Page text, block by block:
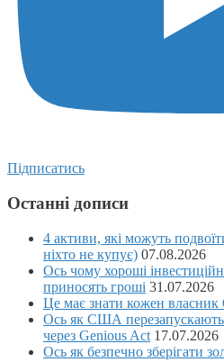
Підписатись
Останні дописи
4 активи, які можуть
ніхто не купує) 07.08.2026
Ось чому хороші
приносять гроші 31.07.2026
Це має знати кожен
Ось як США перезапускають
через Genious Act 17.07.2026
Ось як безпечно зберігати